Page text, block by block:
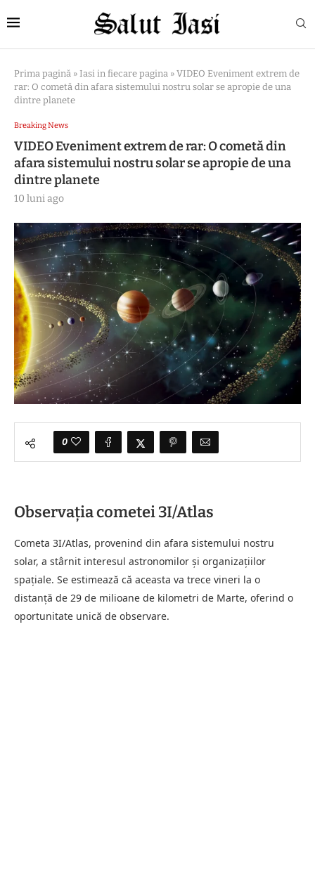
Prima pagină » Iasi in fiecare pagina » VIDEO Eveniment extrem de
rar: O cometă din afara sistemului nostru solar se apropie de una
dintre planete
Breaking News
VIDEO Eveniment extrem de rar: O cometă din
afara sistemului nostru solar se apropie de una
dintre planete
10 luni ago
0
Observația cometei 3I/Atlas
Cometa 3I/Atlas, provenind din afara sistemului nostru
solar, a stârnit interesul astronomilor și organizațiilor
spațiale. Se estimează că aceasta va trece vineri la o
distanță de 29 de milioane de kilometri de Marte, oferind o
oportunitate unică de observare.